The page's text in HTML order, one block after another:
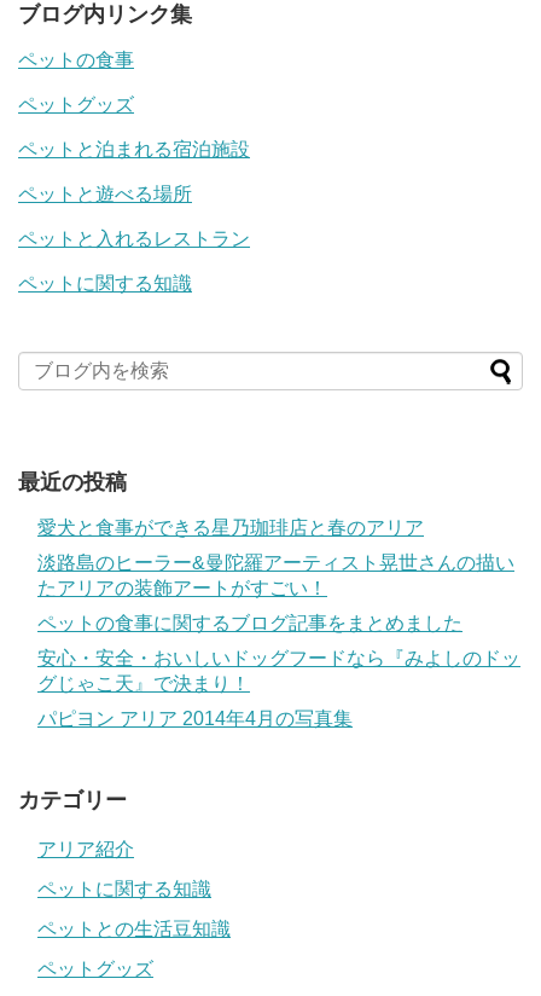
ブログ内リンク集
ペットの食事
ペットグッズ
ペットと泊まれる宿泊施設
ペットと遊べる場所
ペットと入れるレストラン
ペットに関する知識
最近の投稿
愛犬と食事ができる星乃珈琲店と春のアリア
淡路島のヒーラー&曼陀羅アーティスト晃世さんの描い
たアリアの装飾アートがすごい！
ペットの食事に関するブログ記事をまとめました
安心・安全・おいしいドッグフードなら『みよしのドッ
グじゃこ天』で決まり！
パピヨン アリア 2014年4月の写真集
カテゴリー
アリア紹介
ペットに関する知識
ペットとの生活豆知識
ペットグッズ